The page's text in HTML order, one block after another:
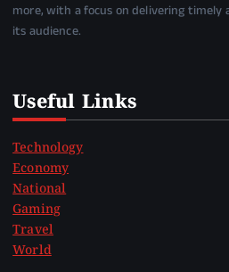
more, with a focus on delivering
its audience.
Useful Links
Technology
Economy
National
Gaming
Travel
World